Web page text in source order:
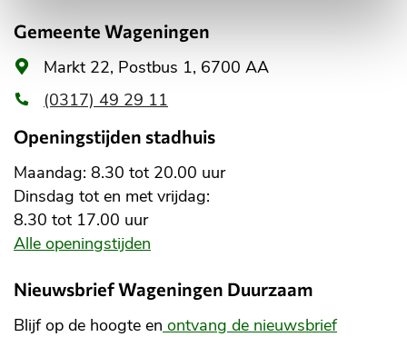
Gemeente Wageningen
Algemeen
adres
Markt 22, Postbus 1, 6700 AA
(0317) 49 29 11
Openingstijden stadhuis
Maandag: 8.30 tot 20.00 uur
Dinsdag tot en met vrijdag:
8.30 tot 17.00 uur
Alle openingstijden
Nieuwsbrief Wageningen Duurzaam
Blijf op de hoogte en ontvang de nieuwsbrief